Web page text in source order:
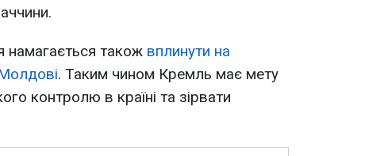
намагається також вплинути на
. Таким чином Кремль має мету
контролю в країні та зірвати